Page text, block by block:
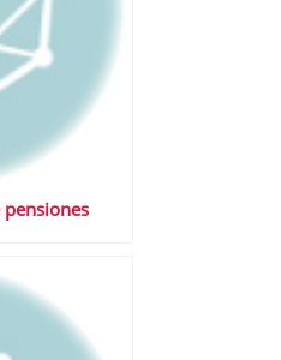
pensiones